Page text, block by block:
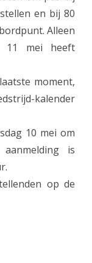
e
d
d
l
i
g
en bij 80
Alleen
11 mei heeft
moment,
kalender
10 mei om
is
op de